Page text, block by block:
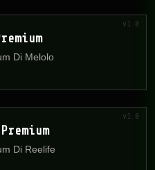
Di Melolo
v1.0
Di Reelife
v1.0